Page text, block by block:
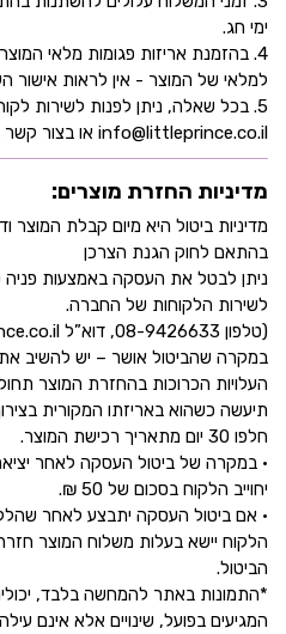
ימי חג.
4. בהזמנת אריזות פגומות מלאי
למלאי של המוצר - אין לראות אישור
5. בכל שאלה, ניתן לפנות לשירות
info@littleprince.co.il או בצור קשר באתר.
מדיניות החזרת מוצרים:
בהתאם לחוק הגנת הצרכן
ניתן לבטל את העסקה באמצעות פניה
לשירות הלקוחות של החברה.
(טלפון 08-9426633, דוא”ל info@littleprince.co.il.)
במקרה שהביטול אושר – יש להשיב
העלויות הכרוכות בהחזרת המוצר
תיעשה כשהוא באריזתו המקורית
חלפו 30 יום מתאריך רכישת המוצר.
• במקרה של ביטול העסקה לאחר
יחוייב הלקוח בסכום של 50 ₪.
• אם ביטול העסקה יתבצע לאחר
הלקוח יישא בעלות משלוח המוצר
הביטול.
*התמונות באתר להמחשה בלבד, יכולים
המגיעים בפועל, שינויים אלא אינם